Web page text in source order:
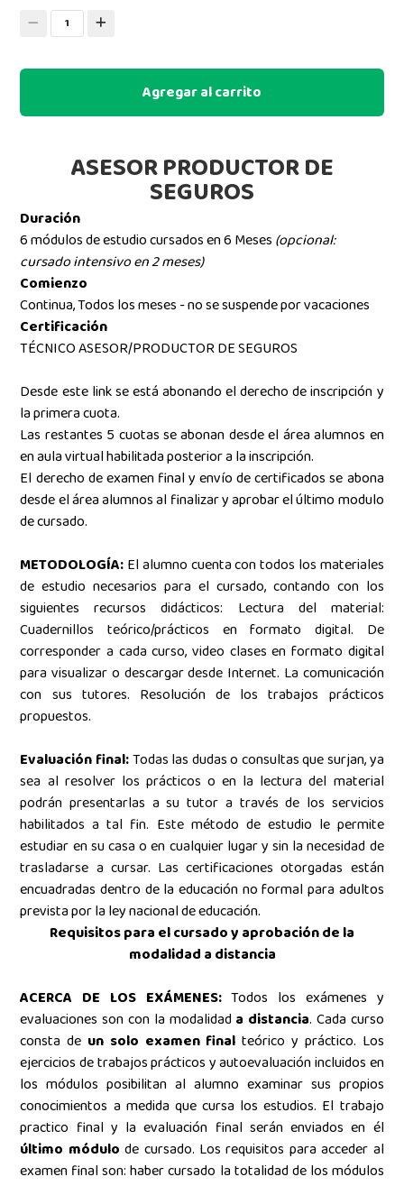
1
Agregar al carrito
ASESOR PRODUCTOR DE
SEGUROS
Duración
6 módulos de estudio cursados en 6 Meses (opcional:
cursado intensivo en 2 meses)
Comienzo
Continua, Todos los meses - no se suspende por vacaciones
Certificación
TÉCNICO ASESOR/PRODUCTOR DE SEGUROS
Desde este link se está abonando el derecho de inscripción y
la primera cuota.
Las restantes 5 cuotas se abonan desde el área alumnos en
en aula virtual habilitada posterior a la inscripción.
El derecho de examen final y envío de certificados se abona
desde el área alumnos al finalizar y aprobar el último modulo
de cursado.
METODOLOGÍA: El alumno cuenta con todos los materiales
de estudio necesarios para el cursado, contando con los
siguientes recursos didácticos: Lectura del material:
Cuadernillos teórico/prácticos en formato digital. De
corresponder a cada curso, video clases en formato digital
para visualizar o descargar desde Internet. La comunicación
con sus tutores. Resolución de los trabajos prácticos
propuestos.
Evaluación final:Todas las dudas o consultas que surjan, ya
sea al resolver los prácticos o en la lectura del material
podrán presentarlas a su tutor a través de los servicios
habilitados a tal fin. Este método de estudio le permite
estudiar en su casa o en cualquier lugar y sin la necesidad de
trasladarse a cursar. Las certificaciones otorgadas están
encuadradas dentro de la educación no formal para adultos
prevista por la ley nacional de educación.
Requisitos para el cursado y aprobación de la
modalidad a distancia
ACERCA DE LOS EXÁMENES:Todos los exámenes y
evaluaciones son con la modalidad a distancia. Cada curso
consta de un solo examen finalteórico y práctico. Los
ejercicios de trabajos prácticos y autoevaluaciónincluidos en
los módulos posibilitan al alumno examinar sus propios
conocimientos a medida que cursa los estudios. El trabajo
practico final y la evaluación final serán enviados en él
último módulo de cursado. Los requisitos para acceder al
examen final son: haber cursado la totalidad de los módulos